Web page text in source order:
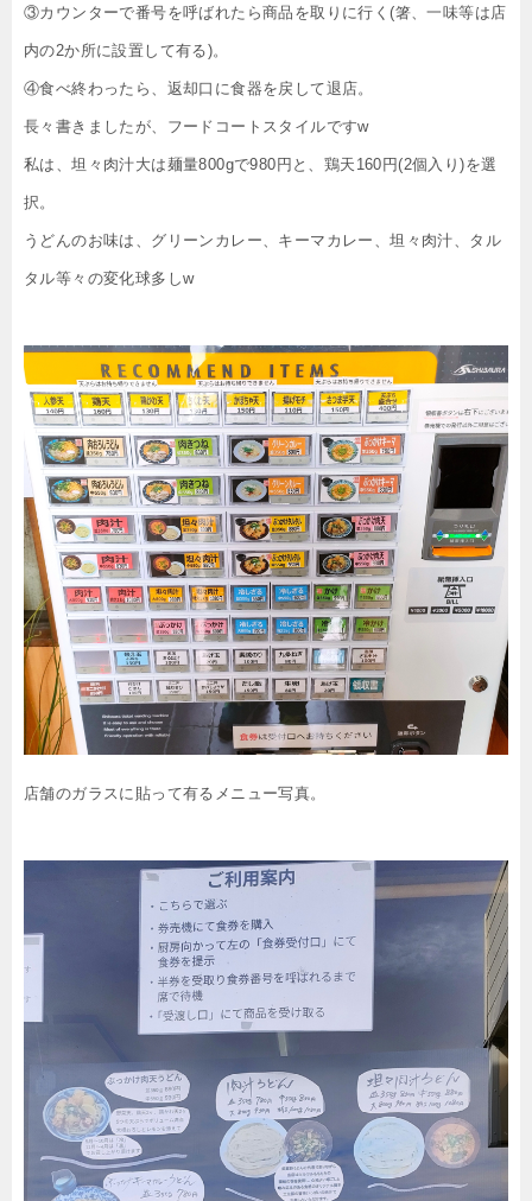
③カウンターで番号を呼ばれたら商品を取りに行く(箸、一味等は店
内の2か所に設置して有る)。
④食べ終わったら、返却口に食器を戻して退店。
長々書きましたが、フードコートスタイルですw
私は、坦々肉汁大は麺量800gで980円と、鶏天160円(2個入り)を選
択。
うどんのお味は、グリーンカレー、キーマカレー、坦々肉汁、タル
タル等々の変化球多しw
店舗のガラスに貼って有るメニュー写真。